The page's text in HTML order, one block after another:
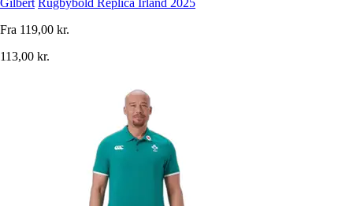
Fra 119,00 kr.
113,00 kr.